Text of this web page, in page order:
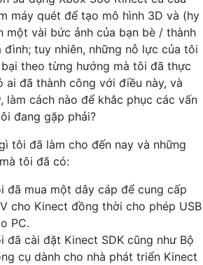
máy quét để tạo mô hình 3D và (hy
một vài bức ảnh của bạn bè / thành
đình; tuy nhiên, những nỗ lực của tôi
theo từng hướng mà tôi đã thực
ai đã thành công với điều này, và
làm cách nào để khắc phục các vấn
đang gặp phải?
tôi đã làm cho đến nay và những
tôi đã có:
đã mua một dây cáp để cung cấp
cho Kinect đồng thời cho phép USB
PC.
đã cài đặt Kinect SDK cũng như Bộ
cụ dành cho nhà phát triển Kinect